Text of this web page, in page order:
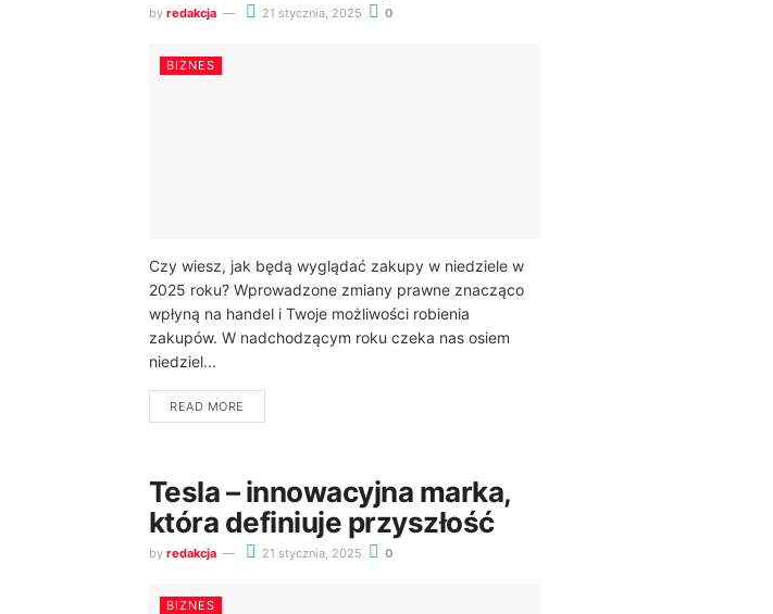
by redakcja 21 stycznia, 2025 0
BIZNES
Czy wiesz, jak będą wyglądać zakupy w niedziele w
2025 roku? Wprowadzone zmiany prawne znacząco
wpłyną na handel i Twoje możliwości robienia
zakupów. W nadchodzącym roku czeka nas osiem
niedziel...
READ MORE
Tesla – innowacyjna marka,
która definiuje przyszłość
by redakcja 21 stycznia, 2025 0
BIZNES